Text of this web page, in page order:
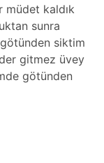
müdet kaldık
sunra
siktim
gitmez üvey
götünden